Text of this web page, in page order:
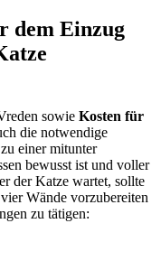
dem Einzug
sowie Kosten für
die notwendige
einer mitunter
bewusst ist und voller
der Katze wartet, sollte
Wände vorzubereiten
zu tätigen: